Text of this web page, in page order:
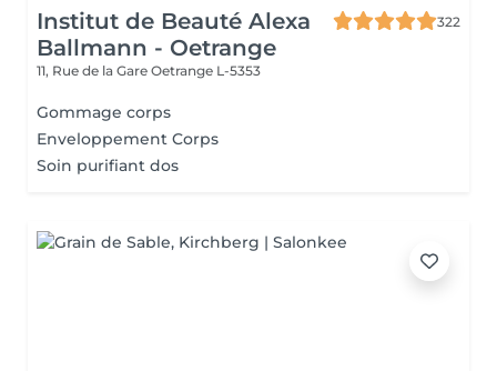
Institut de Beauté Alexa
Ballmann - Oetrange
322
11, Rue de la Gare Oetrange L-5353
Gommage corps
Enveloppement Corps
Soin purifiant dos